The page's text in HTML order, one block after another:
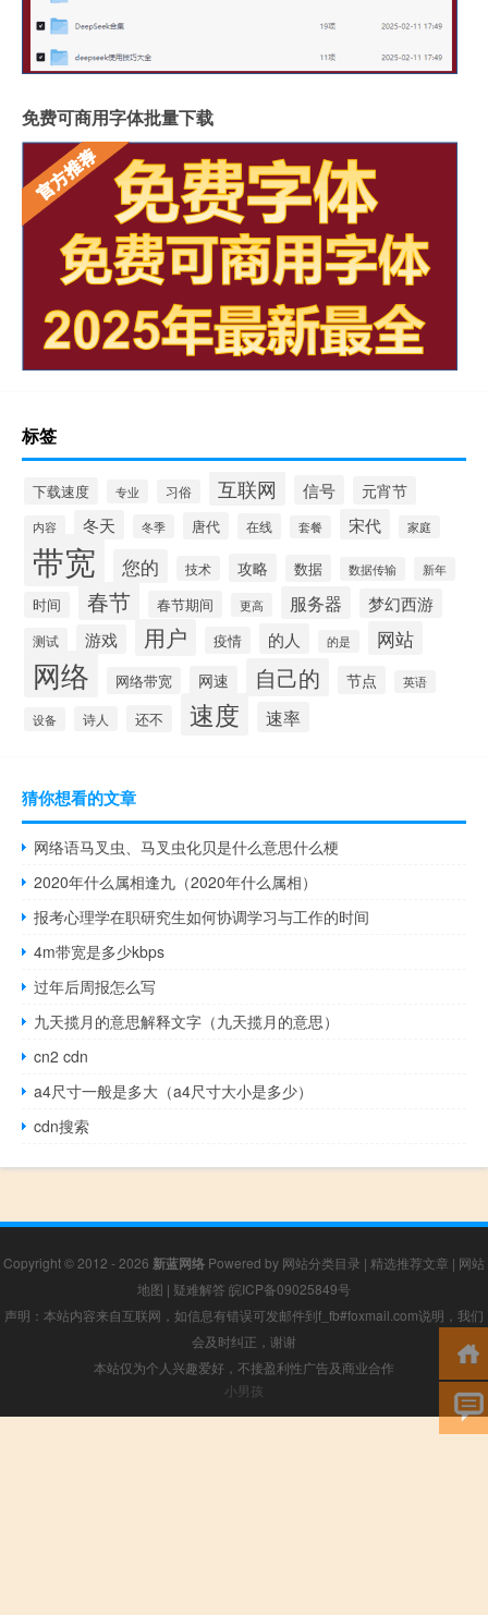
免费可商用字体批量下载
标签
下载速度 专业 习俗 互联网 信号 元宵节
内容 冬天 冬季 唐代 在线 套餐 宋代 家庭
带宽 您的 技术 攻略 数据 数据传输 新年
时间 春节 春节期间 更高 服务器 梦幻西游
测试 游戏 用户 疫情 的人 的是 网站
网络 网络带宽 网速 自己的 节点 英语
设备 诗人 还不 速度 速率
猜你想看的文章
网络语马叉虫、马叉虫化贝是什么意思什么梗
2020年什么属相逢九（2020年什么属相）
报考心理学在职研究生如何协调学习与工作的时间
4m带宽是多少kbps
过年后周报怎么写
九天揽月的意思解释文字（九天揽月的意思）
cn2 cdn
a4尺寸一般是多大（a4尺寸大小是多少）
cdn搜索
Copyright © 2012 - 2026 新蓝网络 Powered by 网站分类目录 | 精选推荐文章 | 网站
地图 | 疑难解答 皖ICP备09025849号
声明：本站内容来自互联网，如信息有错误可发邮件到f_fb#foxmail.com说明，我们
会及时纠正，谢谢
本站仅为个人兴趣爱好，不接盈利性广告及商业合作
小男孩